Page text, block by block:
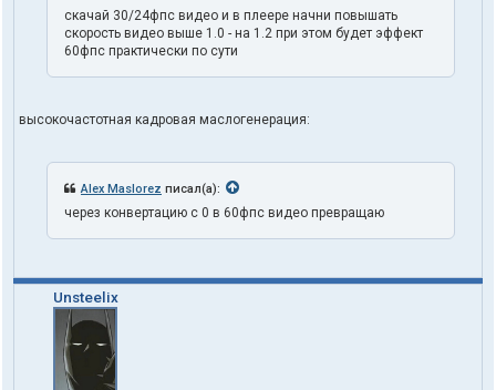
скачай 30/24фпс видео и в плеере начни повышать
скорость видео выше 1.0 - на 1.2 при этом будет эффект
60фпс практически по сути
высокочастотная кадровая маслогенерация:
Alex Maslorez писал(а):
через конвертацию с 0 в 60фпс видео превращаю
Unsteelix